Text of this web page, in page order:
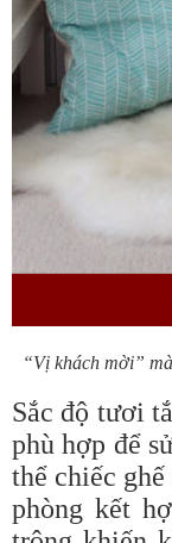
“Vị khách mời”
Sắc độ tươi
phù hợp để
thể chiếc
phòng kết